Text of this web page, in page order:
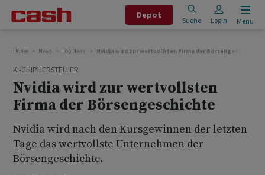
Depot
Suche Login Menu
Home News Top News Nvidia wird zur wertvollsten Firma der Börsengeschichte
KI-CHIPHERSTELLER
Nvidia wird zur wertvollsten
Firma der Börsengeschichte
Nvidia wird nach den Kursgewinnen der letzten
Tage das wertvollste Unternehmen der
Börsengeschichte.